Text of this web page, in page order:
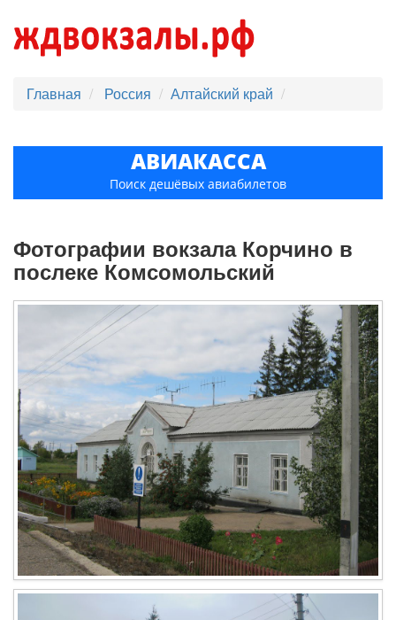
Главная Россия Алтайский край
АВИАКАССА
Поиск дешёвых авиабилетов
Фотографии вокзала Корчино в
послеке Комсомольский